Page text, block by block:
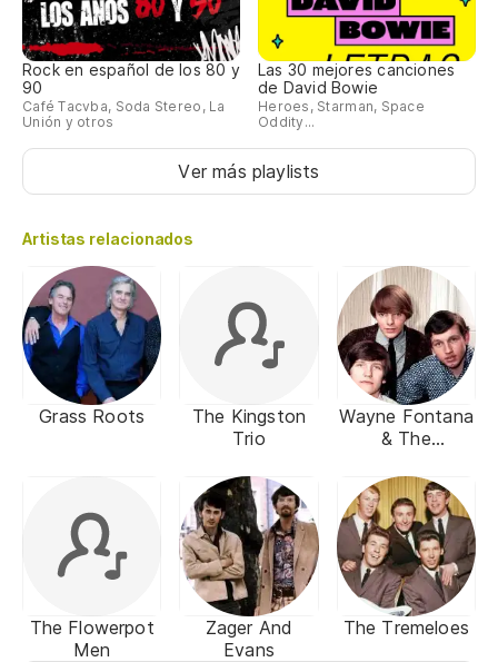
Rock en español de los 80 y
90
Café Tacvba, Soda Stereo, La
Unión y otros
Las 30 mejores canciones
de David Bowie
Heroes, Starman, Space
Oddity...
Ver más playlists
Artistas relacionados
Grass Roots
The Kingston
Trio
Wayne Fontana
& The
The Flowerpot
Men
Zager And
Evans
The Tremeloes